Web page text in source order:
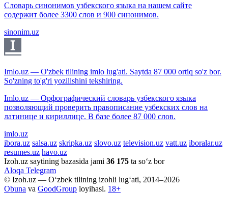
Словарь синонимов узбекского языка на нашем сайте
содержит более 3300 слов и 900 синонимов.
sinonim.uz
Imlo.uz — O'zbek tilining imlo lug'ati. Saytda 87 000 ortiq so'z bor.
So'zning to'g'ri yozilishini tekshiring.
Imlo.uz — Орфографический словарь узбекского языка
позволяющий проверить правописание узбекских слов на
латинице и кириллице. В базе более 87 000 слов.
imlo.uz
ibora.uz salsa.uz skripka.uz slovo.uz television.uz vatt.uz iboralar.uz
resumes.uz havo.uz
Izoh.uz saytining bazasida jami 36 175 ta so‘z bor
Aloqa Telegram
© Izoh.uz — O‘zbek tilining izohli lug‘ati, 2014–2026
Obuna va GoodGroup loyihasi. 18+